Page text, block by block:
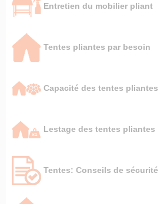
Entretien du mobilier pliant
Tentes pliantes par besoin
Capacité des tentes pliantes
Lestage des tentes pliantes
Tentes: Conseils de sécurité